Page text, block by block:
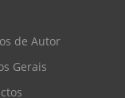
de Autor
Gerais